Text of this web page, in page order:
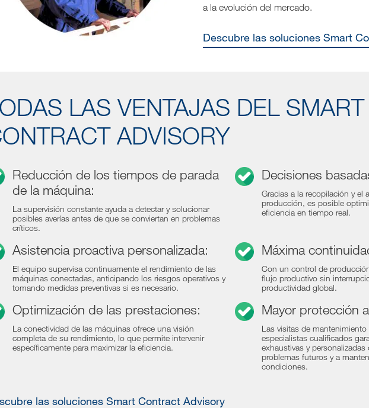
a la evolución del mercado.
Descubre las soluciones Smart
LAS VENTAJAS DEL SMART
ADVISORY
Reducción de los tiempos de parada
de la máquina:
La supervisión constante ayuda a detectar y solucionar
posibles averías antes de que se conviertan en problemas
críticos.
Decisiones
Gracias a la recopilación y el
producción, es posible
eficiencia en tiempo real.
Asistencia proactiva personalizada:
El equipo supervisa continuamente el rendimiento de las
máquinas conectadas, anticipando los riesgos operativos y
tomando medidas preventivas si es necesario.
Máxima
Con un control de
flujo productivo sin
productividad global.
Optimización de las prestaciones:
La conectividad de las máquinas ofrece una visión
completa de su rendimiento, lo que permite intervenir
específicamente para maximizar la eficiencia.
Mayor protección
Las visitas de
especialistas cualificados
exhaustivas y
problemas futuros y a
condiciones.
las soluciones Smart Contract Advisory